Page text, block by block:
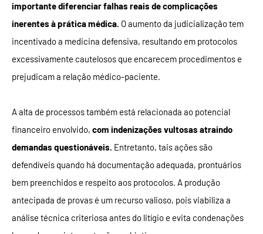
importante diferenciar falhas reais de complicações
inerentes à prática médica. O aumento da judicialização tem
incentivado a medicina defensiva, resultando em protocolos
excessivamente cautelosos que encarecem procedimentos e
prejudicam a relação médico-paciente.
A alta de processos também está relacionada ao potencial
financeiro envolvido, com indenizações vultosas atraindo
demandas questionáveis. Entretanto, tais ações são
defendíveis quando há documentação adequada, prontuários
bem preenchidos e respeito aos protocolos. A produção
antecipada de provas é um recurso valioso, pois viabiliza a
análise técnica criteriosa antes do litígio e evita condenações